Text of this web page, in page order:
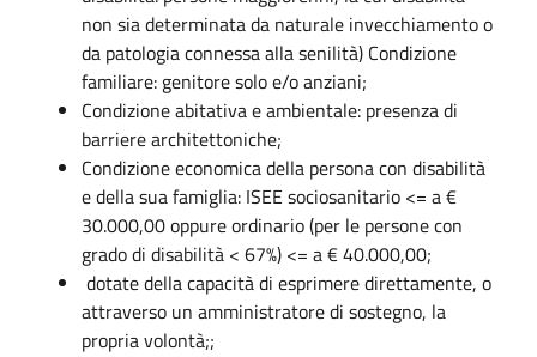
non sia determinata da naturale invecchiamento o
da patologia connessa alla senilità) Condizione
familiare: genitore solo e/o anziani;
Condizione abitativa e ambientale: presenza di
barriere architettoniche;
Condizione economica della persona con disabilità
e della sua famiglia: ISEE sociosanitario <= a €
30.000,00 oppure ordinario (per le persone con
grado di disabilità < 67%) <= a € 40.000,00;
dotate della capacità di esprimere direttamente, o
attraverso un amministratore di sostegno, la
propria volontà;;